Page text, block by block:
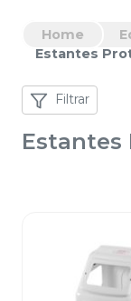
Home
Estantes
Filtrar
Estantes